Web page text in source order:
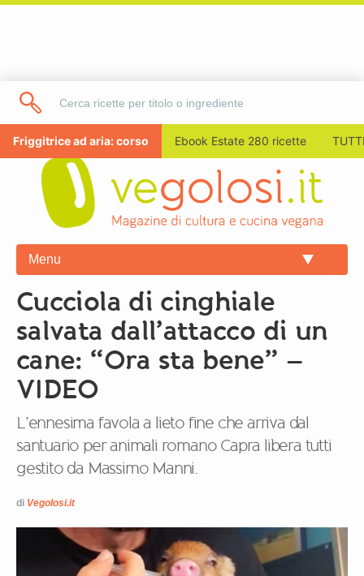
Friggitrice ad aria: corso Ebook Estate 280 ricette
Menu
Cucciola di cinghiale
salvata dall’attacco di un
cane: “Ora sta bene” –
VIDEO
L’ennesima favola a lieto fine che arriva dal
santuario per animali romano Capra libera tutti
gestito da Massimo Manni.
di Vegolosi.it